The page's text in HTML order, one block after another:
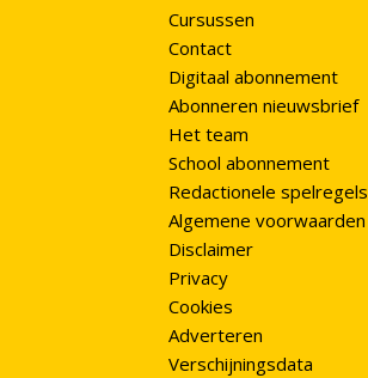
Cursussen
Contact
Digitaal abonnement
Abonneren nieuwsbrief
Het team
School abonnement
Redactionele spelregels
Algemene voorwaarden
Disclaimer
Privacy
Cookies
Adverteren
Verschijningsdata